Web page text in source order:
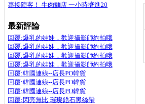
專接陸客！ 牛肉麵店 一小時擠進20
最新評論
回覆:爆乳的娃娃，歡迎攝影師約拍哦
回覆:爆乳的娃娃，歡迎攝影師約拍哦
回覆:爆乳的娃娃，歡迎攝影師約拍哦
回覆:爆乳的娃娃，歡迎攝影師約拍哦
回覆:韓國連線--店長PO韓貨
回覆:韓國連線--店長PO韓貨
回覆:韓國連線--店長PO韓貨
回覆:閃亮無比 璀璨鋯石黑絲帶